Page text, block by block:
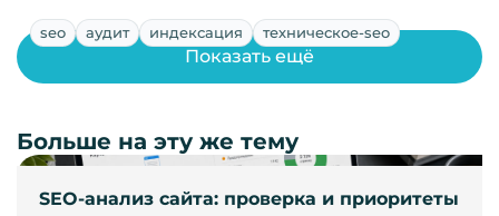
seo аудит индексация техническое-seo
SEO-анализ сайта: проверка и приоритеты
Показать ещё
Больше на эту же тему